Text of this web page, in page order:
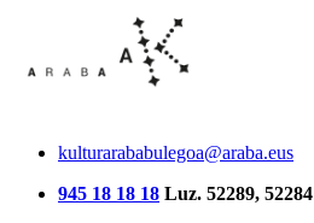
kulturarababulegoa@araba.eus
945 18 18 18 Luz. 52289, 52284